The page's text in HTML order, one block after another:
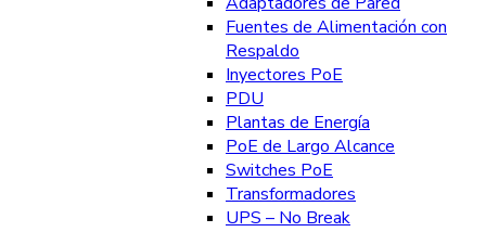
Fuentes de Alimentación con
Respaldo
Inyectores PoE
PDU
Plantas de Energía
PoE de Largo Alcance
Switches PoE
Transformadores
UPS – No Break